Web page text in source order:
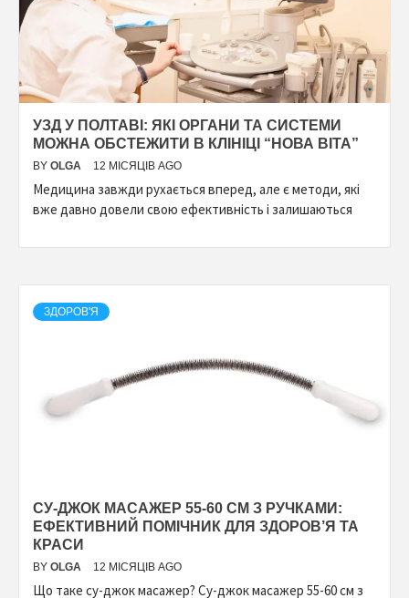
УЗД У ПОЛТАВІ: ЯКІ ОРГАНИ ТА СИСТЕМИ
МОЖНА ОБСТЕЖИТИ В КЛІНІЦІ “НОВА ВІТА”
BY OLGA 12 МІСЯЦІВ AGO
Медицина завжди рухається вперед, але є методи, які
вже давно довели свою ефективність і залишаються
ЗДОРОВ'Я
СУ-ДЖОК МАСАЖЕР 55-60 СМ З РУЧКАМИ:
ЕФЕКТИВНИЙ ПОМІЧНИК ДЛЯ ЗДОРОВ’Я ТА
КРАСИ
BY OLGA 12 МІСЯЦІВ AGO
Що таке су-джок масажер? Су-джок масажер 55-60 см з